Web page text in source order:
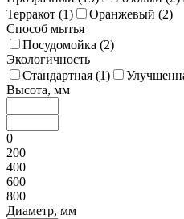
Терракот (1) Оранжевый (2)
Способ мытья
Посудомойка (2)
Экологичность
Стандартная (1)
Высота, мм
0
200
400
600
800
Диаметр, мм